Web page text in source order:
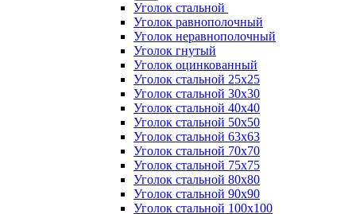
Уголок стальной
Уголок равнополочный
Уголок неравнополочный
Уголок гнутый
Уголок оцинкованный
Уголок стальной 25х25
Уголок стальной 30х30
Уголок стальной 40х40
Уголок стальной 50х50
Уголок стальной 63х63
Уголок стальной 70х70
Уголок стальной 75х75
Уголок стальной 80х80
Уголок стальной 90х90
Уголок стальной 100х100